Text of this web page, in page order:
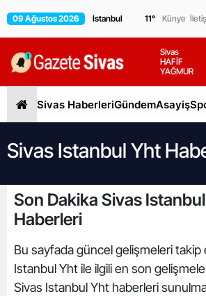
09 Ağustos 2026 11° Künye
Sivas
HAFİF
YAĞMUR
Sivas HaberleriGündemAsayiş
Sivas Istanbul Yht
Son Dakika Sivas
Haberleri
Bu sayfada güncel gelişmeleri takip
Istanbul Yht ile ilgili en son
Sivas Istanbul Yht haberleri